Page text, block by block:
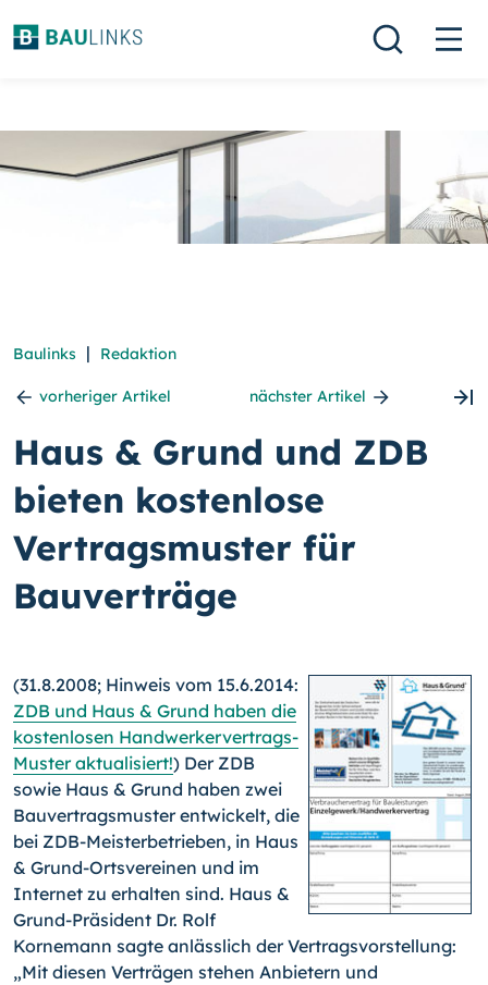
Baulinks | Redaktion
vorheriger Artikel nächster Artikel
Haus & Grund und ZDB
bieten kostenlose
Vertragsmuster für
Bauverträge
(31.8.2008; Hinweis vom 15.6.2014:
ZDB und Haus & Grund haben die
kostenlosen Handwerkervertrags-
Muster aktualisiert!) Der ZDB
sowie Haus & Grund haben zwei
Bauvertragsmuster entwickelt, die
bei ZDB-Meisterbetrieben, in Haus
& Grund-Ortsvereinen und im
Internet zu erhalten sind. Haus &
Grund-Präsident Dr. Rolf
Kornemann sagte anlässlich der Vertragsvorstellung:
„Mit diesen Verträgen stehen Anbietern und